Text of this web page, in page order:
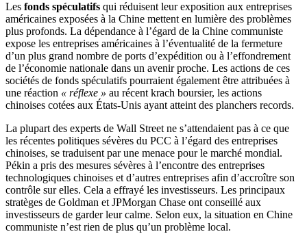
Les fonds spéculatifs qui réduisent leur exposition aux entreprises
américaines exposées à la Chine mettent en lumière des problèmes
plus profonds. La dépendance à l’égard de la Chine communiste
expose les entreprises américaines à l’éventualité de la fermeture
d’un plus grand nombre de ports d’expédition ou à l’effondrement
de l’économie nationale dans un avenir proche. Les actions de ces
sociétés de fonds spéculatifs pourraient également être attribuées à
une réaction « réflexe » au récent krach boursier, les actions
chinoises cotées aux États-Unis ayant atteint des planchers records.
La plupart des experts de Wall Street ne s’attendaient pas à ce que
les récentes politiques sévères du PCC à l’égard des entreprises
chinoises, se traduisent par une menace pour le marché mondial.
Pékin a pris des mesures sévères à l’encontre des entreprises
technologiques chinoises et d’autres entreprises afin d’accroître son
contrôle sur elles. Cela a effrayé les investisseurs. Les principaux
stratèges de Goldman et JPMorgan Chase ont conseillé aux
investisseurs de garder leur calme. Selon eux, la situation en Chine
communiste n’est rien de plus qu’un problème local.